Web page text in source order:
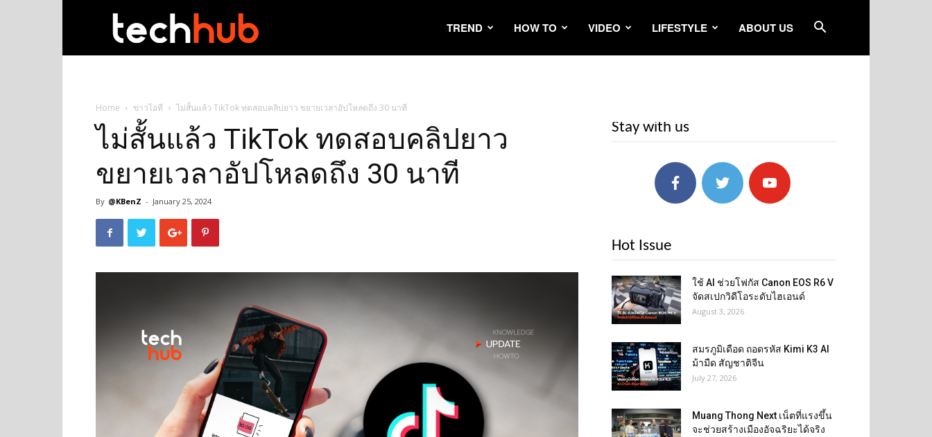
TREND HOW TO VIDEO LIFESTYLE ABOUT US
Home ข่าวไอที ไม่สั้นแล้ว TikTok ทดสอบคลิปยาว ขยายเวลาอัปโหลดถึง 30 นาที
ไม่สั้นแล้ว TikTok ทดสอบคลิปยาว
ขยายเวลาอัปโหลดถึง 30 นาที
By @KBenZ - January 25, 2024
Stay with us
Hot Issue
ใช้ AI ช่วยโฟกัส Canon EOS R6 V
จัดสเปกวิดีโอระดับไฮเอนด์
August 3, 2026
สมรภูมิเดือด ถอดรหัส Kimi K3 AI
ม้ามืด สัญชาติจีน
July 27, 2026
Muang Thong Next เน็ตที่แรงขึ้น
จะช่วยสร้างเมืองอัจฉริยะได้จริง